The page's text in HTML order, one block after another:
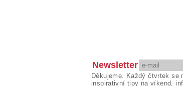
Newsletter
Děkujeme. Každý čtvrtek se
inspirativní tipy na víkend,